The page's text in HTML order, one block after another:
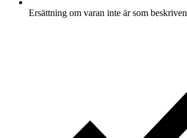
Ersättning om varan inte är som beskriven